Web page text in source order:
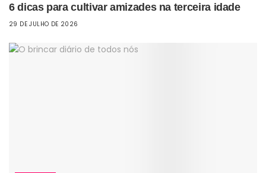
6 dicas para cultivar amizades na terceira idade
29 DE JULHO DE 2026